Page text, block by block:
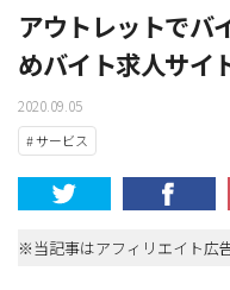
アウトレットでバ
めバイト求人サイ
2020.09.05
# サービス
※当記事はアフィリエイト広